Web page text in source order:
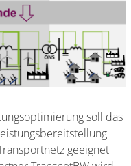
soll das
geeignet